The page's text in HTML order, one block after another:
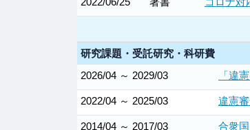
研究課題・受託研究・科研費
2026/04 ～ 2029/03
「違
2022/04 ～ 2025/03 違憲
2014/04 ～ 2017/03 合衆